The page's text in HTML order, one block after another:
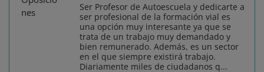
Ser Profesor de Autoescuela y dedicarte a
ser profesional de la formación vial es
una opción muy interesante ya que se
trata de un trabajo muy demandado y
bien remunerado. Además, es un sector
en el que siempre existirá trabajo.
Diariamente miles de ciudadanos q...